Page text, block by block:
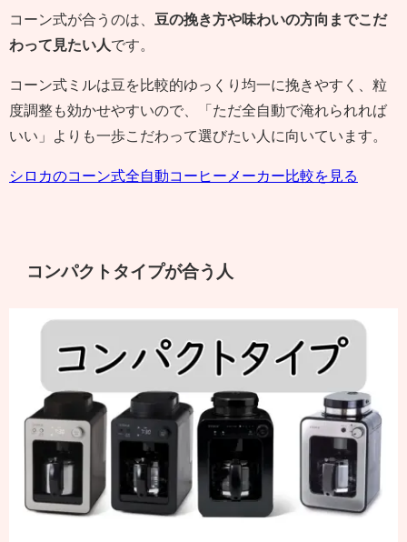
コーン式が合うのは、 豆の挽き方や味わいの方向までこだ
わって見たい人 です。
コーン式ミルは豆を比較的ゆっくり均一に挽きやすく、粒
度調整も効かせやすいので、「ただ全自動で淹れられれば
いい」よりも一歩こだわって選びたい人に向いています。
シロカのコーン式全自動コーヒーメーカー比較を見る
コンパクトタイプが合う人